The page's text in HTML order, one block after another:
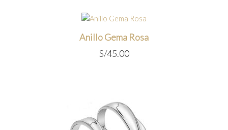
era:
es:
Anillo Gema Rosa
S/45.00